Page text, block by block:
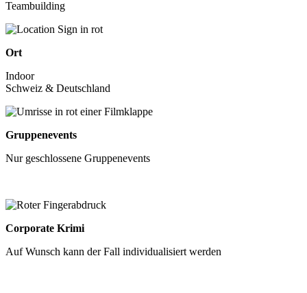
Teambuilding
Ort
Indoor
Schweiz & Deutschland
Gruppenevents
Nur geschlossene Gruppenevents
Corporate Krimi
Auf Wunsch kann der Fall individualisiert werden